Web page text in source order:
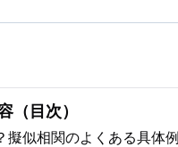
（目次）
擬似相関のよくある具体例